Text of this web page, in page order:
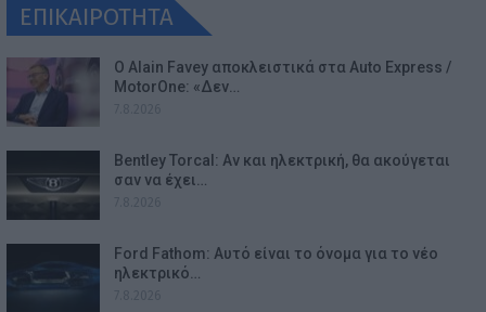
ΕΠΙΚΑΙΡΟΤΗΤΑ
Ο Alain Favey αποκλειστικά στα Auto Express /
MotorOne: «Δεν…
Bentley Torcal: Αν και ηλεκτρική, θα ακούγεται
σαν να έχει…
Ford Fathom: Αυτό είναι το όνομα για το νέο
ηλεκτρικό…